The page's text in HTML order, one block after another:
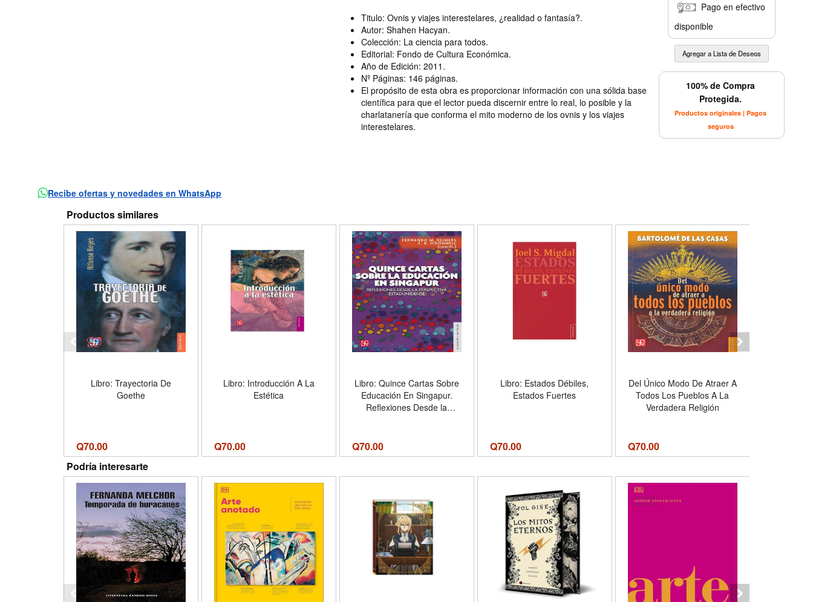
Titulo: Ovnis y viajes interestelares, ¿realidad o fantasía?.
Autor: Shahen Hacyan.
Colección: La ciencia para todos.
Editorial: Fondo de Cultura Económica.
Año de Edición: 2011.
Nº Páginas: 146 páginas.
El propósito de esta obra es proporcionar información con una sólida base
científica para que el lector pueda discernir entre lo real, lo posible y la
charlatanería que conforma el mito moderno de los ovnis y los viajes
interestelares.
Pago en efectivo
disponible
100% de Compra
Protegida.
Productos originales | Pagos
seguros
Recibe ofertas y novedades en WhatsApp
Productos similares
Libro: Trayectoria De
Goethe
Q70.00
Libro: Introducción A La
Estética
Q70.00
Libro: Quince Cartas Sobre
Educación En Singapur.
Reflexiones Desde la
Q70.00
Libro: Estados Débiles,
Estados Fuertes
Q70.00
Del Único Modo De Atraer A
Todos Los Pueblos A La
Verdadera Religión
Q70.00
Podría interesarte